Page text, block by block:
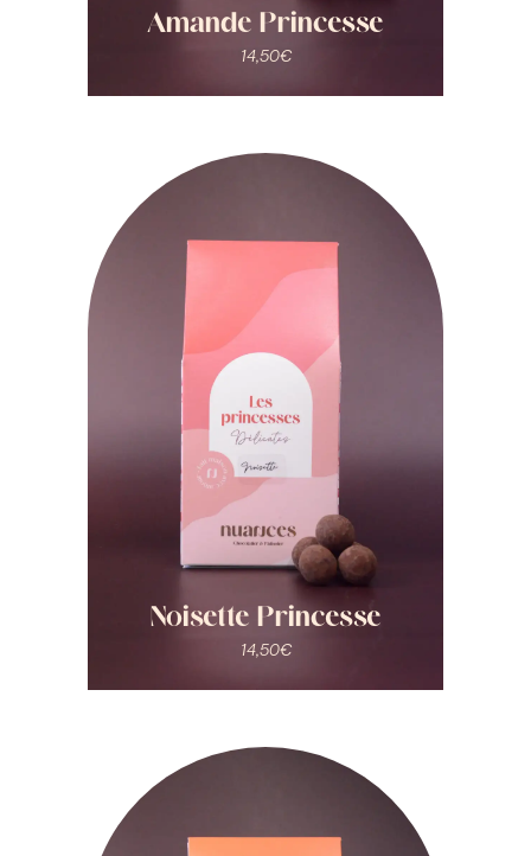
14,50€
Amande Princesse
14,50€
Noisette Princesse